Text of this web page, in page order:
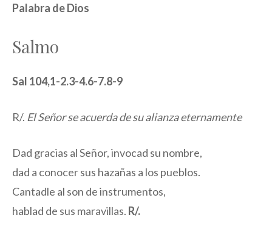
Palabra de Dios
Salmo
Sal 104,1-2.3-4.6-7.8-9
R/. El Señor se acuerda de su alianza eternamente
Dad gracias al Señor, invocad su nombre,
dad a conocer sus hazañas a los pueblos.
Cantadle al son de instrumentos,
hablad de sus maravillas. R/.